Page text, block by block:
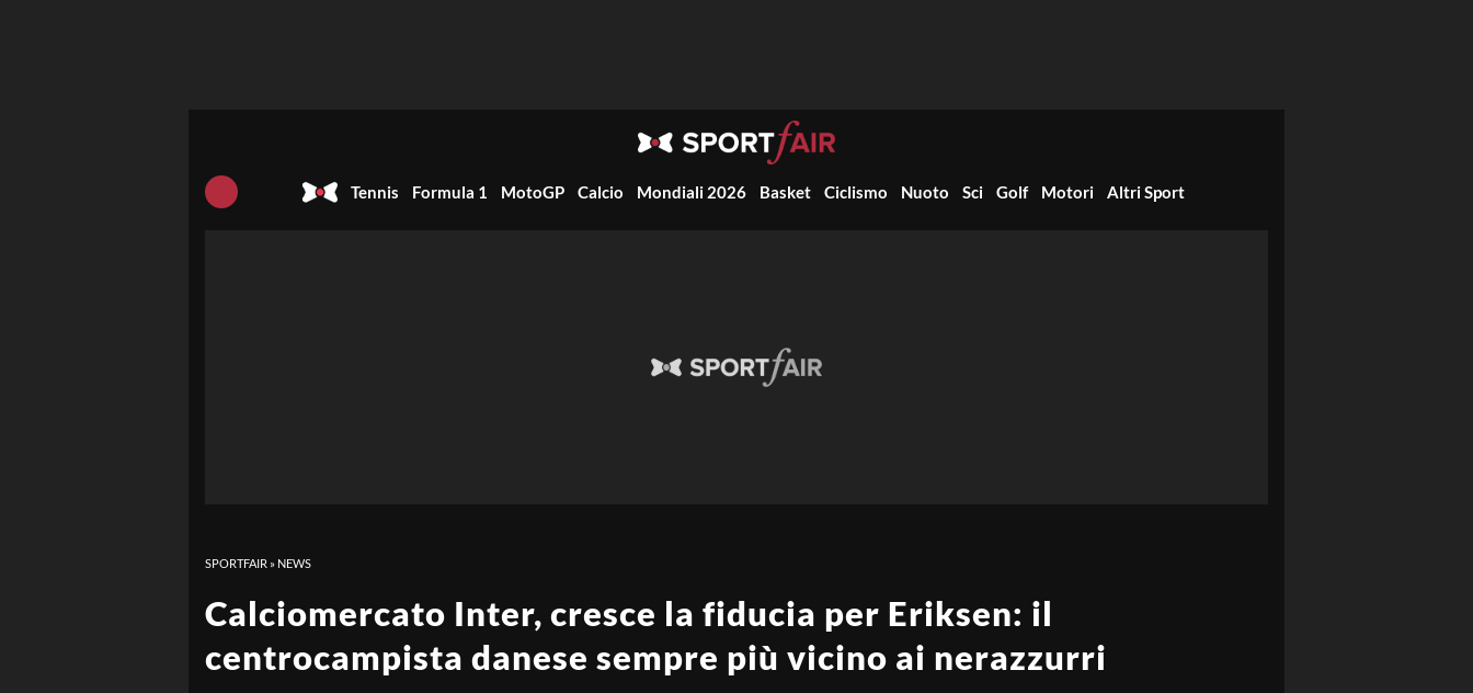
Tennis Formula 1 MotoGP Calcio Mondiali 2026 Basket Ciclismo Nuoto Sci Golf Motori Altri Sport
SPORTFAIR » NEWS
Calciomercato Inter, cresce la fiducia per Eriksen: il
centrocampista danese sempre più vicino ai nerazzurri